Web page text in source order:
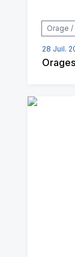
Orage /
28 Juil.